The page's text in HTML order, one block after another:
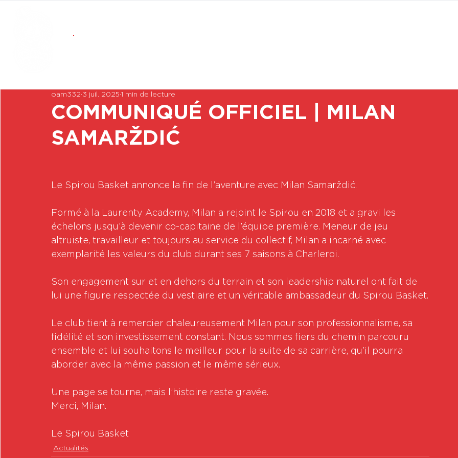
COMMUNIQUÉ OFFICIEL | MILAN
SAMARŽDIĆ
oam332 3 juil. 2025 1 min de lecture
Le Spirou Basket annonce la fin de l’aventure avec Milan Samarždić.
Formé à la Laurenty Academy, Milan a rejoint le Spirou en 2018 et a gravi les
échelons jusqu’à devenir co-capitaine de l’équipe première. Meneur de jeu
altruiste, travailleur et toujours au service du collectif, Milan a incarné avec
exemplarité les valeurs du club durant ses 7 saisons à Charleroi.
Son engagement sur et en dehors du terrain et son leadership naturel ont fait de
lui une figure respectée du vestiaire et un véritable ambassadeur du Spirou Basket.
Le club tient à remercier chaleureusement Milan pour son professionnalisme, sa
fidélité et son investissement constant. Nous sommes fiers du chemin parcouru
ensemble et lui souhaitons le meilleur pour la suite de sa carrière, qu’il pourra
aborder avec la même passion et le même sérieux.
Une page se tourne, mais l’histoire reste gravée.
Merci, Milan.
Le Spirou Basket
Actualités